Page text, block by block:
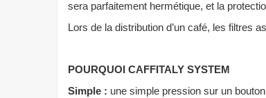
sera parfaitement hermétique, et la
Lors de la distribution d’un café, les filtres
POURQUOI CAFFITALY SYSTEM
Simple : une simple pression sur un